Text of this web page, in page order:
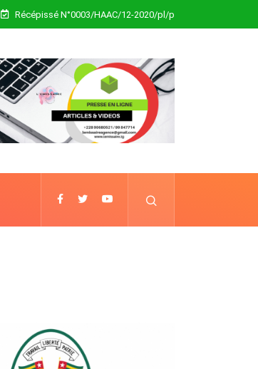
Récépissé N°0003/HAAC/12-2020/pl/p